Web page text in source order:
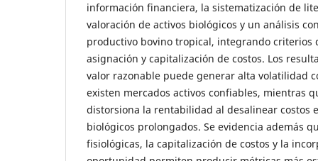
información financiera, la sistematización de
valoración de activos biológicos y un análisis
productivo bovino tropical, integrando criterios
asignación y capitalización de costos. Los
valor razonable puede generar alta volatilidad
existen mercados activos confiables, mientras
distorsiona la rentabilidad al desalinear costos
biológicos prolongados. Se evidencia además
fisiológicas, la capitalización de costos y la